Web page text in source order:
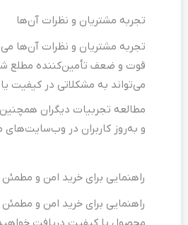
تجربه مشتریان و نظرات آن‌ها
تجربه مشتریان و نظرات آن‌ها
قوت و ضعف تأمین‌کننده مطلع
می‌تواند به مشکلاتی در کیفیت
مطالعه تجربیات دیگران
و به‌روز کاربران در وب‌سایت‌های
راهنمایی برای خرید امن و مطمئن
راهنمایی برای خرید امن و